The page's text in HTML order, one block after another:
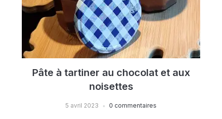
Pâte à tartiner au chocolat et aux
noisettes
5 avril 2023 0 commentaires